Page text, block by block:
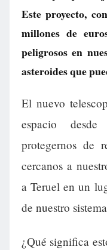
Este proyecto,
millones de
peligrosos en
asteroides que
El nuevo
espacio
protegernos de
cercanos a
a Teruel en un
de nuestro
¿Qué significa